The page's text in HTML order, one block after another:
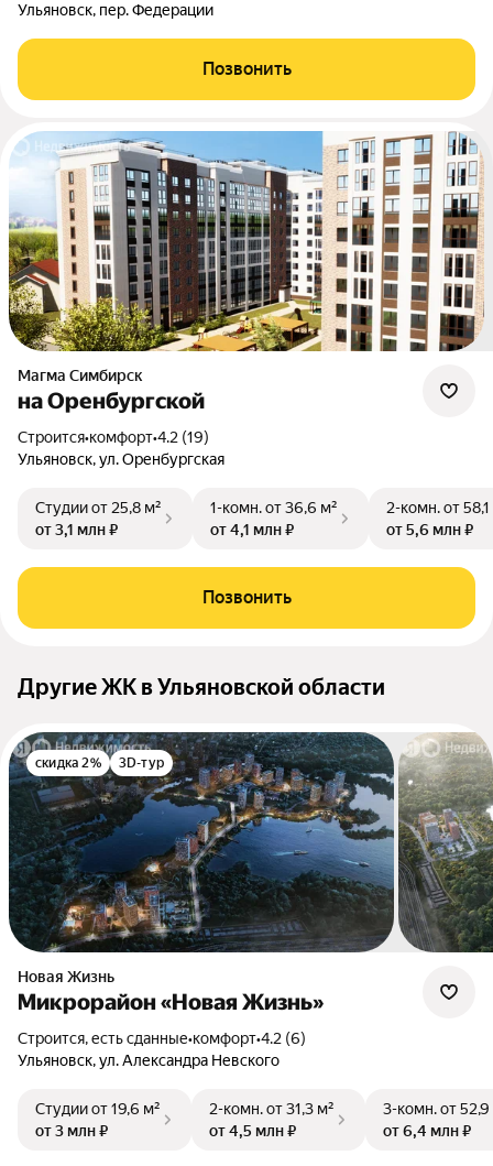
Ульяновск, пер. Федерации
Позвонить
Магма Симбирск
на Оренбургской
Строится•комфорт•4.2 (19)
Ульяновск, ул. Оренбургская
Студииот 25,8 м²
от 3,1 млн ₽
1-комн.от 36,6 м²
от 4,1 млн ₽
2-комн.от
от 5,6 млн ₽
Позвонить
Другие ЖК в Ульяновской области
скидка 2% 3D-тур
Новая Жизнь
Микрорайон «Новая Жизнь»
Строится, есть сданные•комфорт•4.2 (6)
Ульяновск, ул. Александра Невского
Студииот 19,6 м²
от 3 млн ₽
2-комн.от 31,3 м²
от 4,5 млн ₽
3-комн.от 52,9
от 6,4 млн ₽